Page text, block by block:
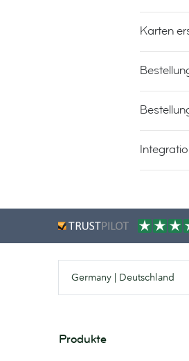
Karten
Germany | Deutschland
Produkte